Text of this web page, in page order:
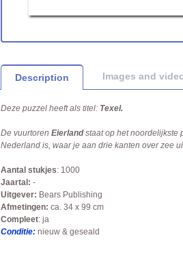
Description Images and
Deze puzzel heeft als titel: Texel.
De vuurtoren Eierlandstaat op het noordelijkste
Nederland is, waar je aan drie kanten over zee
Aantal stukjes: 1000
Jaartal: -
Uitgever: Bears Publishing
Afmetingen: ca. 34 x 99 cm
Compleet: ja
Conditie:nieuw & geseald